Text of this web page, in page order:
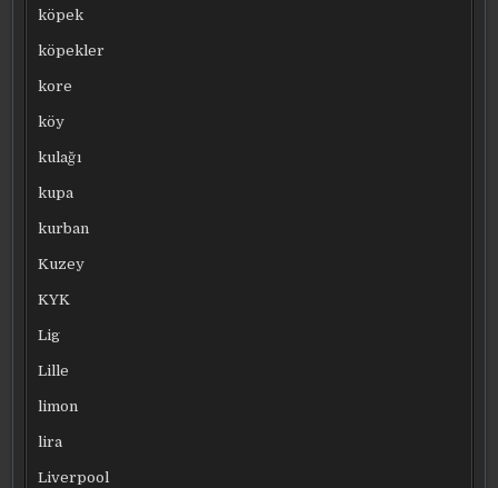
köpek
köpekler
kore
köy
kulağı
kupa
kurban
Kuzey
KYK
Lig
Lille
limon
lira
Liverpool